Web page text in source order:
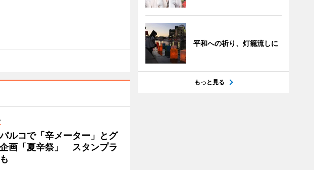
ルコで「辛メーター」とグ
画「夏辛祭」 スタンプラ
平和への祈り、灯籠流しに
もっと見る